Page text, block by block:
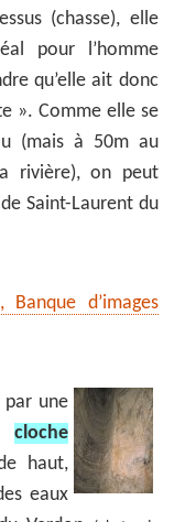
(chasse), elle
pour l’homme
qu’elle ait donc
». Comme elle se
(mais à 50m au
rivière), on peut
Saint-Laurent du
d’images
une
cloche
haut,
eaux